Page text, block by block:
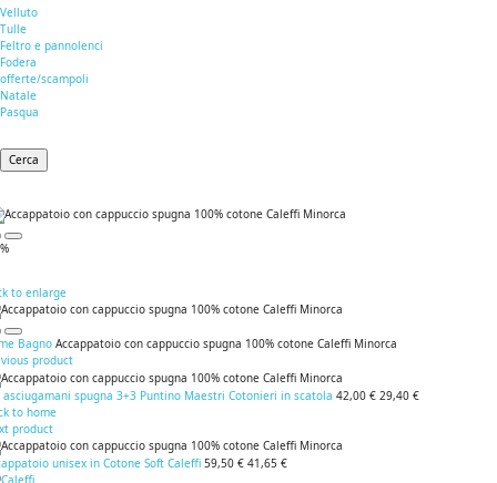
Velluto
Tulle
Feltro e pannolenci
Fodera
offerte/scampoli
Natale
Pasqua
Cerca
to enlarge
Bagno Accappatoio con cappuccio spugna 100% cotone Caleffi Minorca
product
asciugamani spugna 3+3 Puntino Maestri Cotonieri in scatola 42,00 € 29,40 €
to home
product
unisex in Cotone Soft Caleffi 59,50 € 41,65 €